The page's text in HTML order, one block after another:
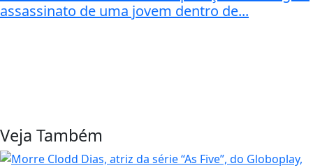
assassinato de uma jovem dentro de...
Veja Também